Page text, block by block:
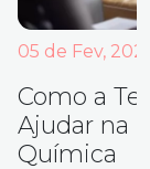
05 de Fev,
Como a
Ajudar na
Química